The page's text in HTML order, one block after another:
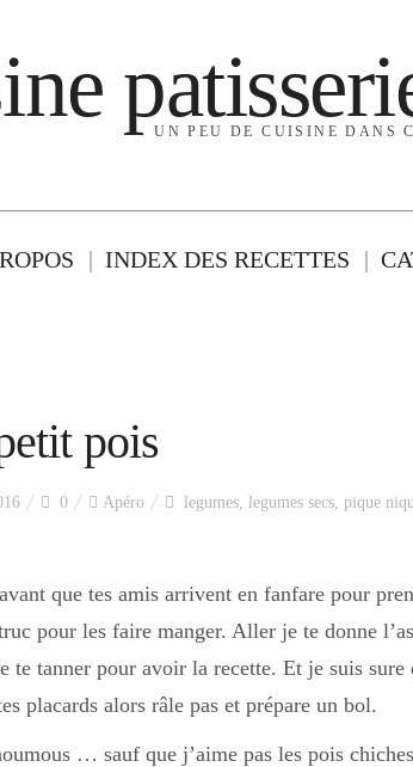
UN PEU DE CUISINE DANS
INDEX DES RECETTES
pois
0 Apéro legumes, legumes secs, pique
que tes amis arrivent en fanfare pour
pour les faire manger. Aller je te donne
te tanner pour avoir la recette. Et je suis sure
placards alors râle pas et prépare un bol.
… sauf que j’aime pas les pois